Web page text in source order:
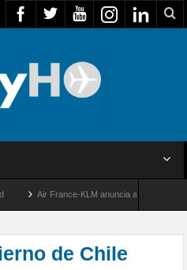
Air France-KLM anuncia a Guilhem Mallet
de Chile